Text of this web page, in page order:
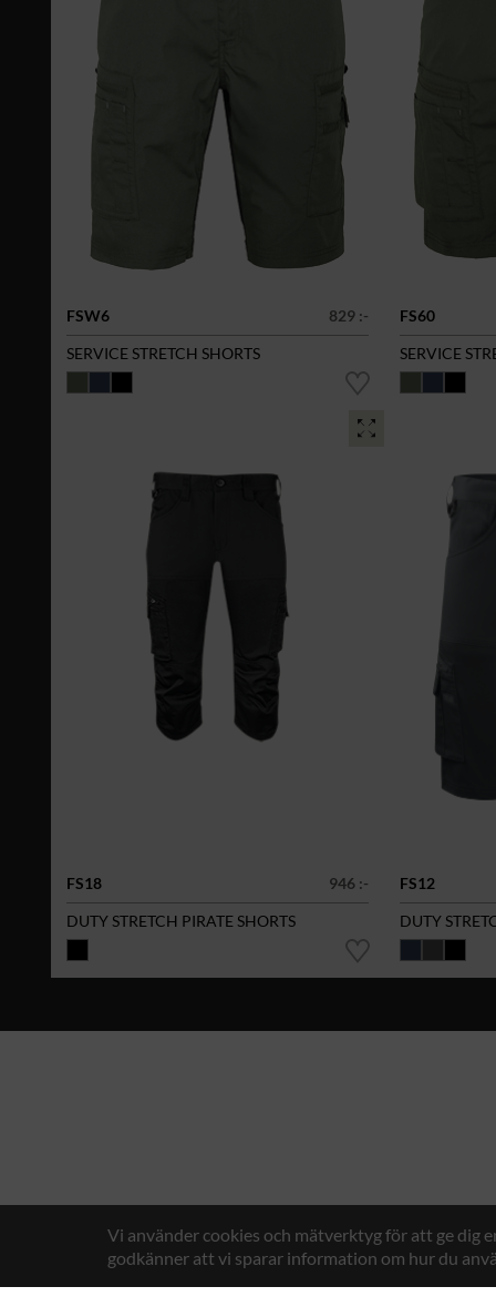
FSW6
829 :-
SERVICE STRETCH SHORTS
FS60
SERVICE
FS18
946 :-
DUTY STRETCH PIRATE SHORTS
FS12
DUTY
Vi använder cookies och mätverktyg för att ge dig
godkänner att vi sparar information om hur du